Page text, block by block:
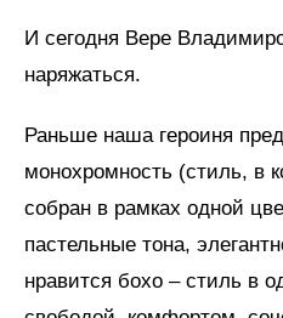
И сегодня Вере
наряжаться.
Раньше наша героиня
монохромность (стиль, в
собран в рамках одной
пастельные тона,
нравится бохо – стиль в